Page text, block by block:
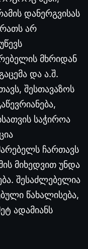
დანერგვისას
არ
მხრიდან
და ა.შ.
შესთავაზოს
საჭიროა
ჩართავს
მიხედვით უნდა
შესაძლებელია
წახალისება,
ადამიანს